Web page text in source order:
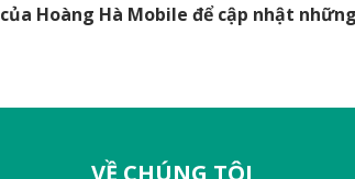
của Hoàng Hà Mobile để cập nhật